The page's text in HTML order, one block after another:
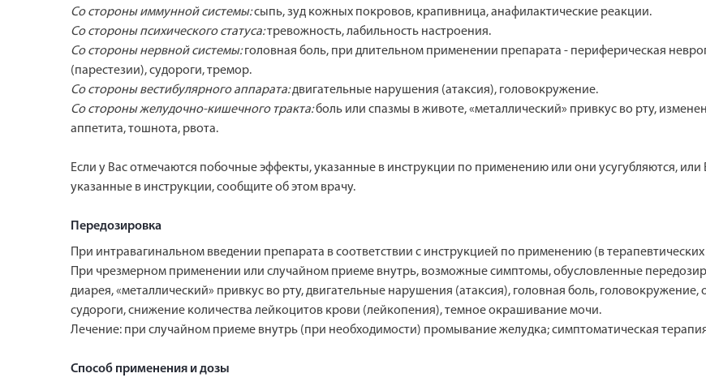
Со стороны иммунной системы:сыпь, зуд кожных покровов, крапивница, анафилактические реакции.
Со стороны психического статуса:тревожность, лабильность настроения.
Со стороны нервной системы:головная боль, при длительном применении препарата - периферическая
(парестезии), судороги, тремор.
Сo стороны вестибулярного аппарата:двигательные нарушения (атаксия), головокружение.
Со стороны желудочно-кишечного тракта:боль или спазмы в животе, «металлический» привкус во рту,
аппетита, тошнота, рвота.
Если у Вас отмечаются побочные эффекты, указанные в инструкции по применению или они усугубляются,
указанные в инструкции, сообщите об этом врачу.
Передозировка
При интравагинальном введении препарата в соответствии с инструкцией по применению (в
При чрезмерном применении или случайном приеме внутрь, возможные симптомы, обусловленные
диарея, «металлический» привкус во рту, двигательные нарушения (атаксия), головная боль,
судороги, снижение количества лейкоцитов крови (лейкопения), темное окрашивание мочи.
Лечение: при случайном приеме внутрь (при необходимости) промывание желудка; симптоматическая
Способ применения и дозы